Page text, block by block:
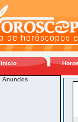
Inicio
Anuncios